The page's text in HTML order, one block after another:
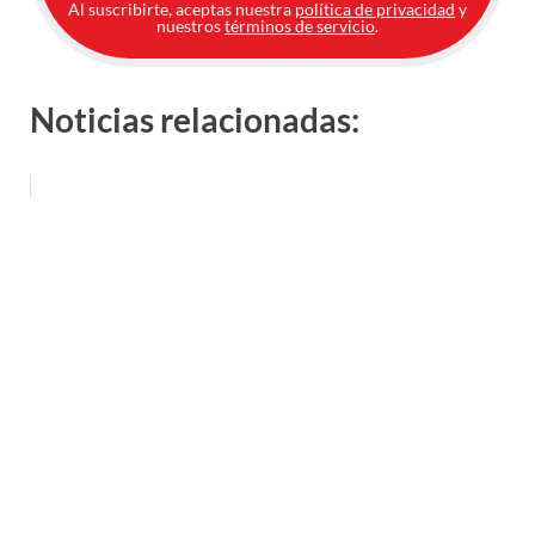
Al suscribirte, aceptas nuestra política de privacidad y
nuestrostérminos de servicio.
Noticias relacionadas: